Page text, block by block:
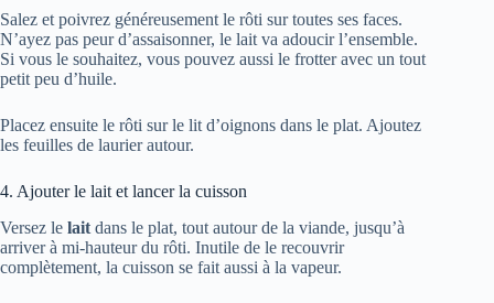
Salez et poivrez généreusement le rôti sur toutes ses faces.
N’ayez pas peur d’assaisonner, le lait va adoucir l’ensemble.
Si vous le souhaitez, vous pouvez aussi le frotter avec un tout
petit peu d’huile.
Placez ensuite le rôti sur le lit d’oignons dans le plat. Ajoutez
les feuilles de laurier autour.
4. Ajouter le lait et lancer la cuisson
Versez le lait dans le plat, tout autour de la viande, jusqu’à
arriver à mi-hauteur du rôti. Inutile de le recouvrir
complètement, la cuisson se fait aussi à la vapeur.